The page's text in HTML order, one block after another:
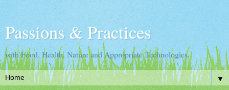
Passions & Practices
with Food, Health, Nature and Appropriate Technologies.
▼